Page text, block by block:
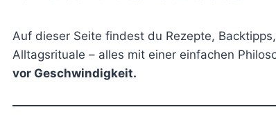
Auf dieser Seite findest du Rezepte,
Alltagsrituale – alles mit einer einfachen
vor Geschwindigkeit.